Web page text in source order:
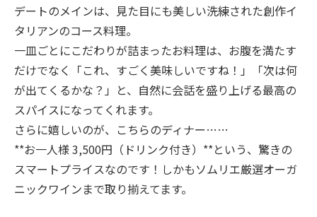
デートのメインは、見た目にも美しい洗練された創作イ
タリアンのコース料理。
一皿ごとにこだわりが詰まったお料理は、お腹を満たす
だけでなく「これ、すごく美味しいですね！」「次は何
が出てくるかな？」と、自然に会話を盛り上げる最高の
スパイスになってくれます。
さらに嬉しいのが、こちらのディナー……
**お一人様 3,500円（ドリンク付き）**という、驚きの
スマートプライスなのです！しかもソムリエ厳選オーガ
ニックワインまで取り揃えてます。